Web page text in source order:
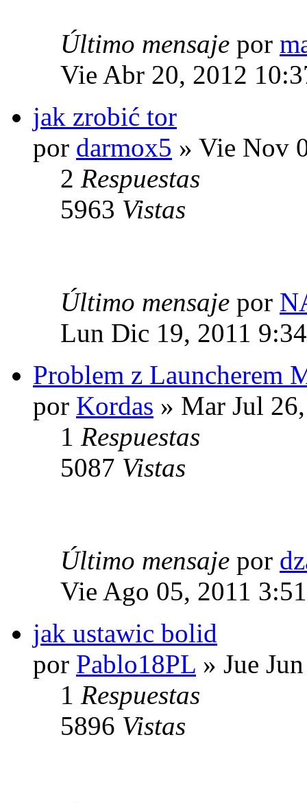
Último mensaje por
Vie Abr 20, 2012
jak zrobić tor
por darmox5 » Vie Nov
2 Respuestas
5963 Vistas
Último mensaje por
Lun Dic 19, 2011
Problem z Launcherem
por Kordas » Mar Jul
1 Respuestas
5087 Vistas
Último mensaje por
Vie Ago 05, 2011
jak ustawic bolid
por Pablo18PL » Jue
1 Respuestas
5896 Vistas